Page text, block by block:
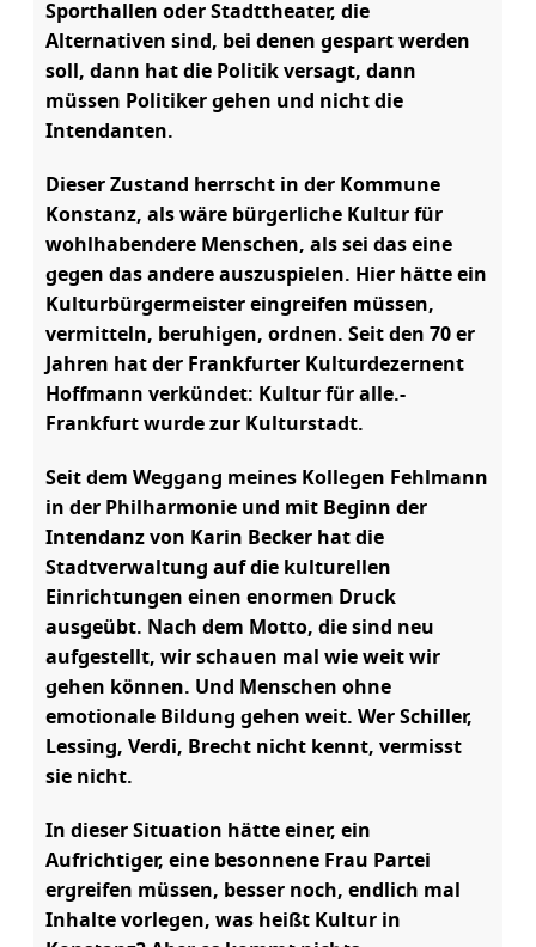
Sporthallen oder Stadttheater, die
Alternativen sind, bei denen gespart werden
soll, dann hat die Politik versagt, dann
müssen Politiker gehen und nicht die
Intendanten.
Dieser Zustand herrscht in der Kommune
Konstanz, als wäre bürgerliche Kultur für
wohlhabendere Menschen, als sei das eine
gegen das andere auszuspielen. Hier hätte ein
Kulturbürgermeister eingreifen müssen,
vermitteln, beruhigen, ordnen. Seit den 70 er
Jahren hat der Frankfurter Kulturdezernent
Hoffmann verkündet: Kultur für alle.-
Frankfurt wurde zur Kulturstadt.
Seit dem Weggang meines Kollegen Fehlmann
in der Philharmonie und mit Beginn der
Intendanz von Karin Becker hat die
Stadtverwaltung auf die kulturellen
Einrichtungen einen enormen Druck
ausgeübt. Nach dem Motto, die sind neu
aufgestellt, wir schauen mal wie weit wir
gehen können. Und Menschen ohne
emotionale Bildung gehen weit. Wer Schiller,
Lessing, Verdi, Brecht nicht kennt, vermisst
sie nicht.
In dieser Situation hätte einer, ein
Aufrichtiger, eine besonnene Frau Partei
ergreifen müssen, besser noch, endlich mal
Inhalte vorlegen, was heißt Kultur in